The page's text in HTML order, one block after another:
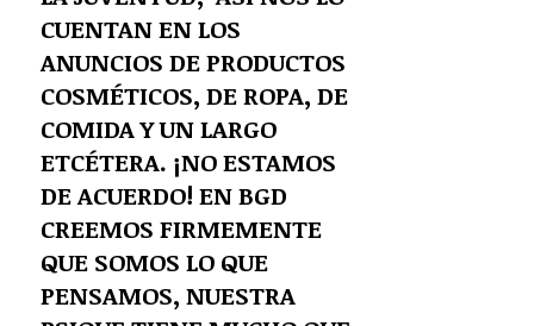
CUENTAN EN LOS
ANUNCIOS DE PRODUCTOS
COSMÉTICOS, DE ROPA, DE
COMIDA Y UN LARGO
ETCÉTERA. ¡NO ESTAMOS
DE ACUERDO! EN BGD
CREEMOS FIRMEMENTE
QUE SOMOS LO QUE
PENSAMOS, NUESTRA